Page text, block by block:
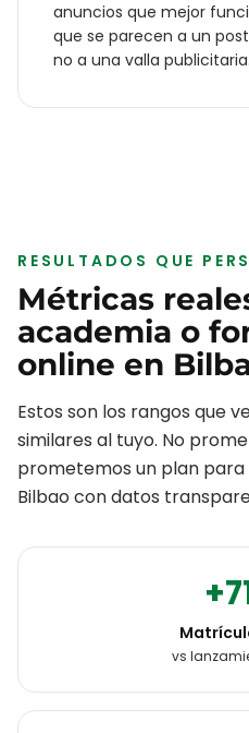
anuncios que mejor
que se parecen a un
no a una valla publicitaria.
RESULTADOS QUE
Métricas
academia o
online en
Estos son los rangos que
similares al tuyo. No
prometemos un plan
Bilbao con datos
vs